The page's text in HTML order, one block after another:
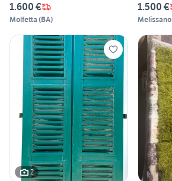
1.600 €
Molfetta (BA)
1.500 €
Melissano
2